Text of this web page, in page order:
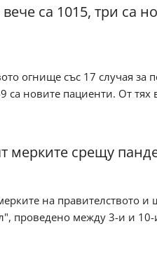
са 1015, три са
огнище със 17 случая за
са новите пациенти. От тях
мерките срещу
на правителството и
проведено между 3-и и 10-